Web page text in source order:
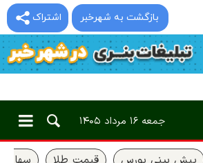
اشتراک بازگشت به شهرخبر